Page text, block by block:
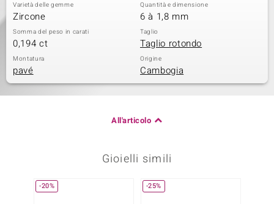
Varietà delle gemme
Zircone
Quantità e dimensione
6 à 1,8 mm
Somma del peso in carati
0,194 ct
Taglio
Taglio rotondo
Montatura
pavé
Origine
Cambogia
All'articolo
Gioielli simili
-20% -25%